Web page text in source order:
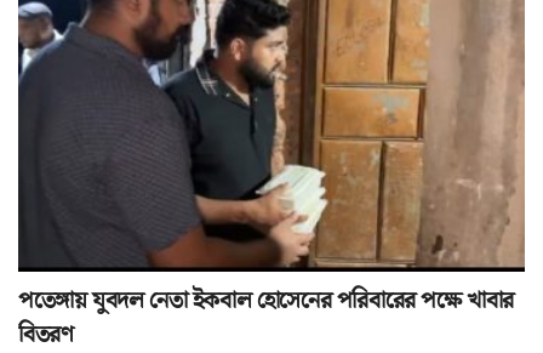
পতেঙ্গায় যুবদল নেতা ইকবাল হোসেনের পরিবারের পক্ষে খাবার
বিতরণ